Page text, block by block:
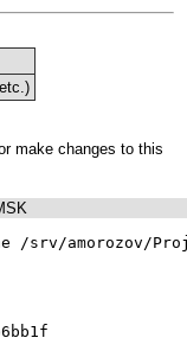
/srv/amorozov/